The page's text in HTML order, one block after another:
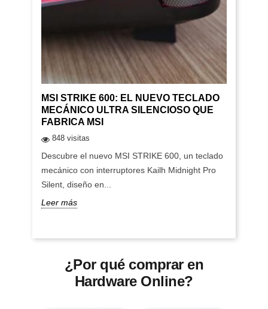
MSI STRIKE 600: EL NUEVO TECLADO
MECÁNICO ULTRA SILENCIOSO QUE
FABRICA MSI
848 visitas
Descubre el nuevo MSI STRIKE 600, un teclado
mecánico con interruptores Kailh Midnight Pro
Silent, diseño en...
Leer más
¿Por qué comprar en
Hardware Online?